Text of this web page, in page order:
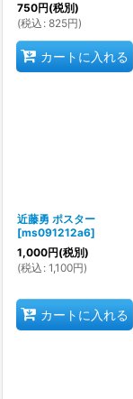
750円(税別)
(税込 : 825円)
カートに入れる
近藤勇 ポスター
[ms091212a6]
1,000円(税別)
(税込 : 1,100円)
カートに入れる